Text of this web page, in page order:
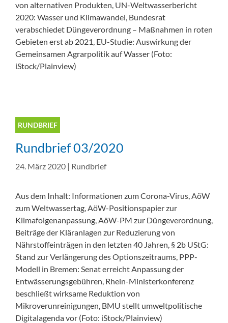
von alternativen Produkten, UN-Weltwasserbericht
2020: Wasser und Klimawandel, Bundesrat
verabschiedet Düngeverordnung – Maßnahmen in roten
Gebieten erst ab 2021, EU-Studie: Auswirkung der
Gemeinsamen Agrarpolitik auf Wasser (Foto:
iStock/Plainview)
RUNDBRIEF
Rundbrief 03/2020
24. März 2020 | Rundbrief
Aus dem Inhalt: Informationen zum Corona-Virus, AöW
zum Weltwassertag, AöW-Positionspapier zur
Klimafolgenanpassung, AöW-PM zur Düngeverordnung,
Beiträge der Kläranlagen zur Reduzierung von
Nährstoffeinträgen in den letzten 40 Jahren, § 2b UStG:
Stand zur Verlängerung des Optionszeitraums, PPP-
Modell in Bremen: Senat erreicht Anpassung der
Entwässerungsgebühren, Rhein-Ministerkonferenz
beschließt wirksame Reduktion von
Mikroverunreinigungen, BMU stellt umweltpolitische
Digitalagenda vor (Foto: iStock/Plainview)